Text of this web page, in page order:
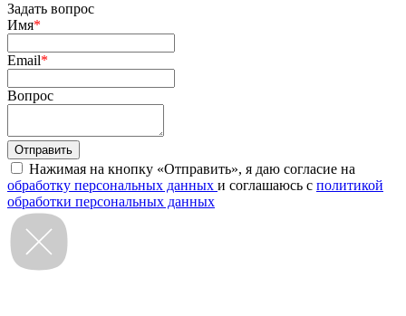
Задать вопрос
Имя*
Email*
Вопрос
Нажимая на кнопку «Отправить», я даю согласие на
обработку персональных данных и соглашаюсь с политикой
обработки персональных данных